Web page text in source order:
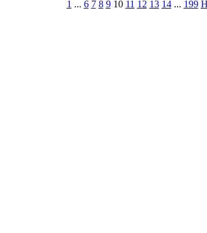
1 ... 6 7 8 9 10 11 12 13 14 ... 199